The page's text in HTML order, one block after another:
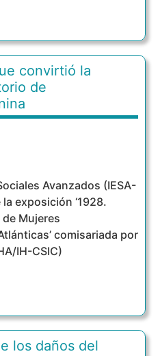
convirtió la
de
Avanzados (IESA-
exposición ‘1928.
Mujeres
comisariada por
IH-CSIC)
los daños del